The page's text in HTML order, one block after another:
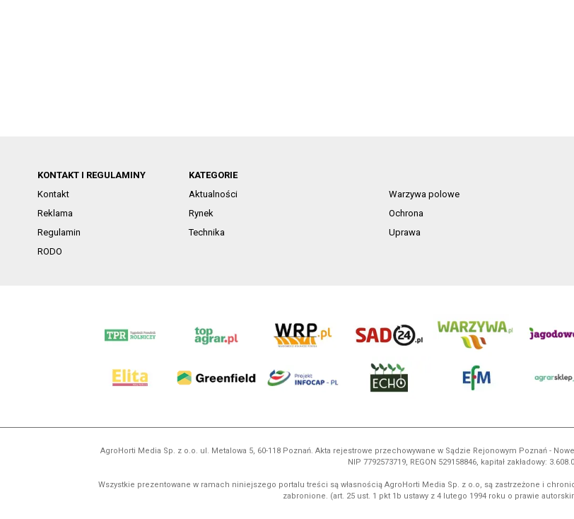
KONTAKT I REGULAMINY
Kontakt
Reklama
Regulamin
RODO
KATEGORIE
Aktualności
Warzywa polowe
Rynek
Ochrona
Technika
Uprawa
AgroHorti Media Sp. z o.o. ul. Metalowa 5, 60-118 Poznań. Akta rejestrowe przechowywane w Sądzie Rejonowym Poznań -
NIP 7792573719, REGON 529158846, kapitał zakładowy:
Wszystkie prezentowane w ramach niniejszego portalu treści są własnością AgroHorti Media Sp. z o.o, są zastrzeżone i
zabronione. (art. 25 ust. 1 pkt 1b ustawy z 4 lutego 1994 roku o prawie